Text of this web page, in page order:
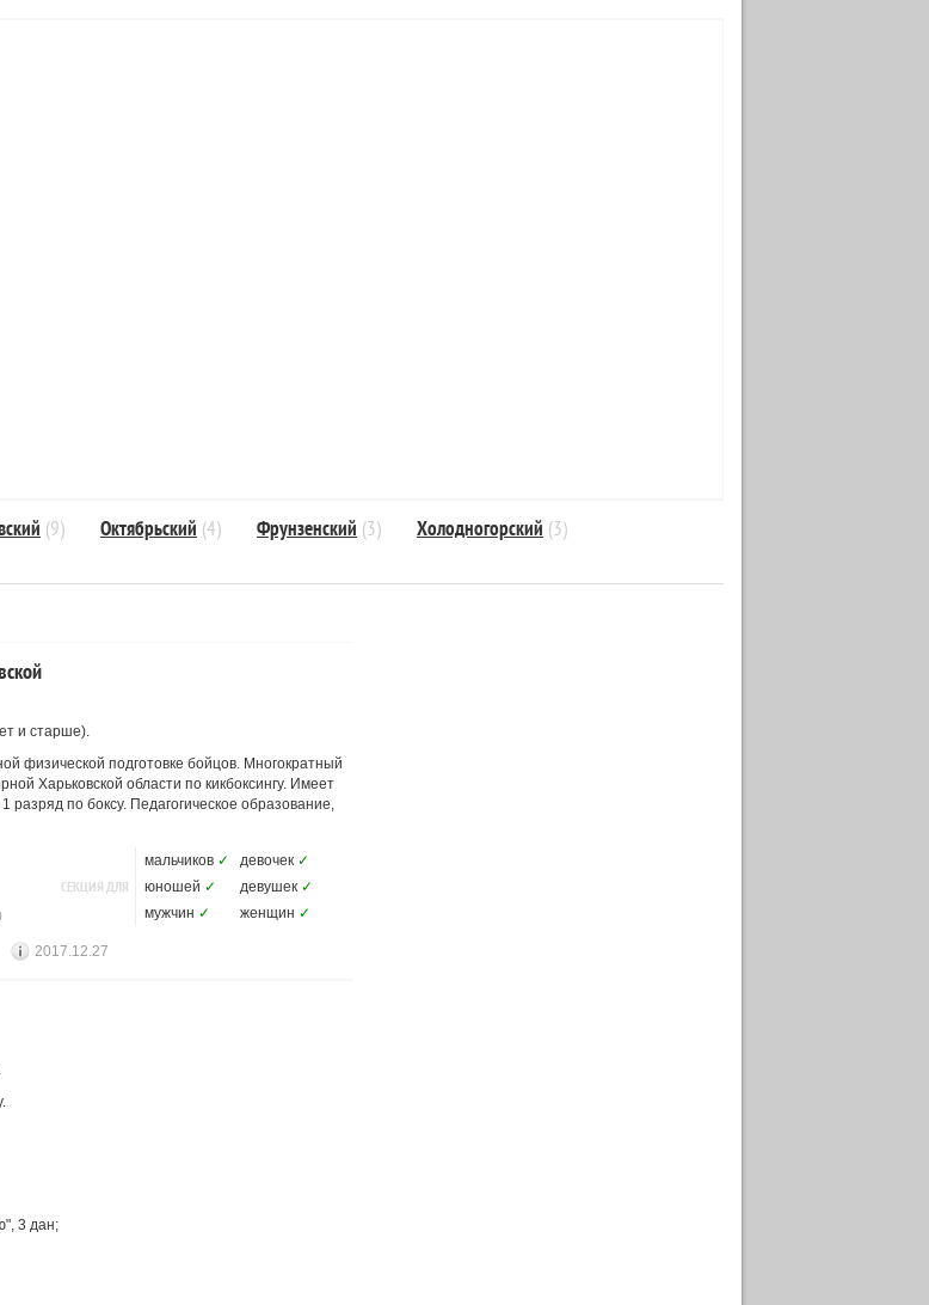
(9) Октябрьский (4) Фрунзенский (3) Холодногорский (3)
и старше).
физической подготовке бойцов. Многократный
Харьковской области по кикбоксингу. Имеет
по боксу. Педагогическое образование,
СЕКЦИЯ ДЛЯ
мальчиков ✓ девочек ✓
юношей ✓ девушек ✓
мужчин ✓ женщин ✓
2017.12.27
3 дан;